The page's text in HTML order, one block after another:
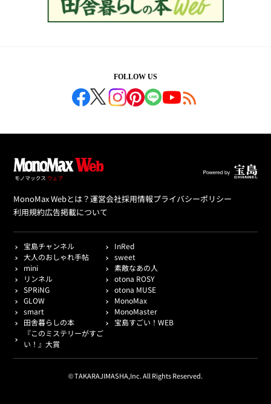
FOLLOW US
MonoMax Webとは？運営会社採用情報プライバシーポリシー
利用規約広告掲載について
宝島チャンネル
InRed
大人のおしゃれ手帖
sweet
mini
素敵なあの人
リンネル
otona ROSY
SPRiNG
otona MUSE
GLOW
MonoMax
smart
MonoMaster
田舎暮らしの本
宝島すごい！WEB
『このミステリーがすご
い！』大賞
© TAKARAJIMASHA,Inc. All Rights Reserved.